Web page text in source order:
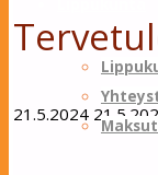
21.5.2024